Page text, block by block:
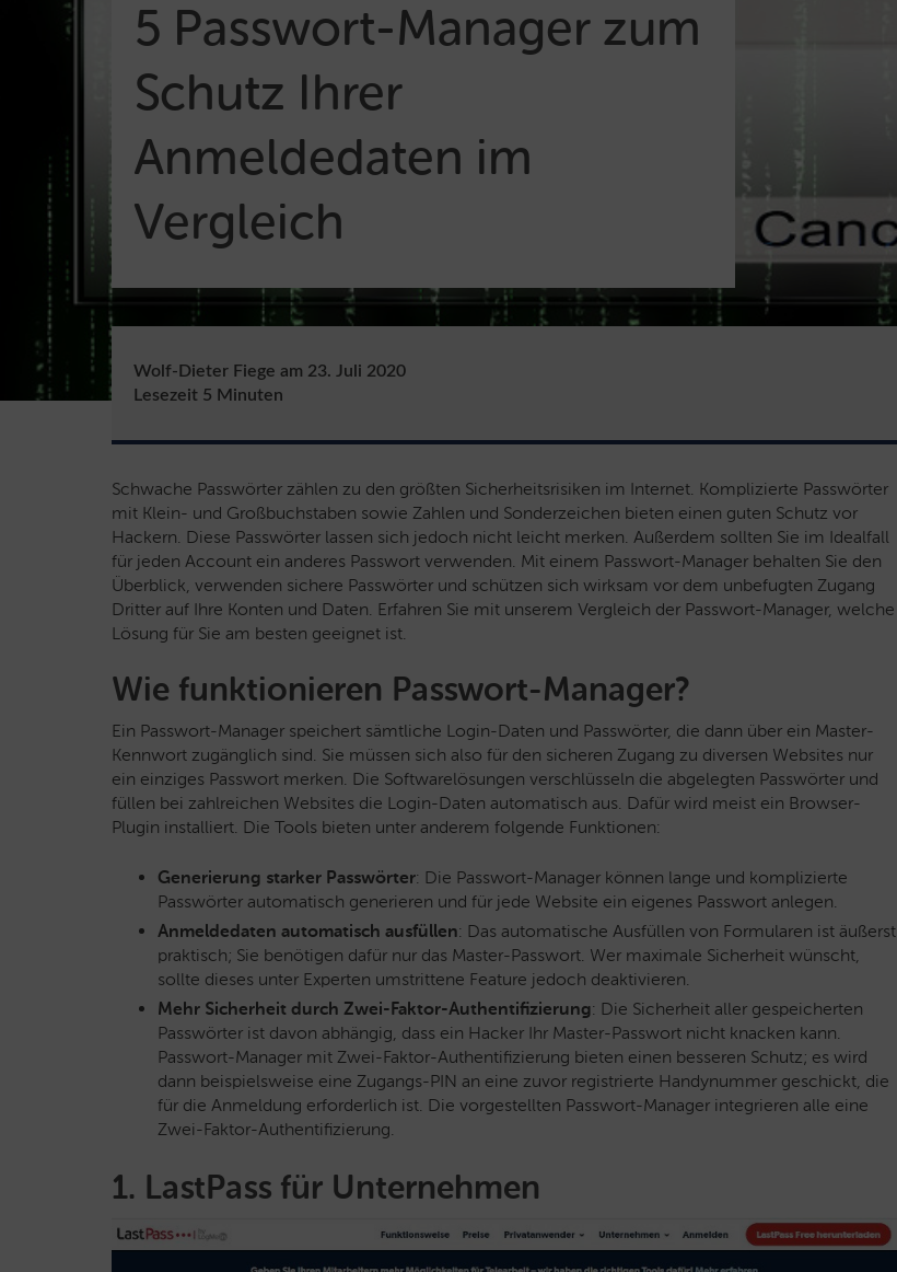
5 Passwort-Manager zum
Schutz Ihrer
Anmeldedaten im
Vergleich
Wolf-Dieter Fiege am 23. Juli 2020
Lesezeit 5 Minuten
Schwache Passwörter zählen zu den größten Sicherheitsrisiken im Internet. Komplizierte Passwörter
mit Klein- und Großbuchstaben sowie Zahlen und Sonderzeichen bieten einen guten Schutz vor
Hackern. Diese Passwörter lassen sich jedoch nicht leicht merken. Außerdem sollten Sie im Idealfall
für jeden Account ein anderes Passwort verwenden. Mit einem Passwort-Manager behalten Sie den
Überblick, verwenden sichere Passwörter und schützen sich wirksam vor dem unbefugten Zugang
Dritter auf Ihre Konten und Daten. Erfahren Sie mit unserem Vergleich der Passwort-Manager, welche
Lösung für Sie am besten geeignet ist.
Wie funktionieren Passwort-Manager?
Ein Passwort-Manager speichert sämtliche Login-Daten und Passwörter, die dann über ein Master-
Kennwort zugänglich sind. Sie müssen sich also für den sicheren Zugang zu diversen Websites nur
ein einziges Passwort merken. Die Softwarelösungen verschlüsseln die abgelegten Passwörter und
füllen bei zahlreichen Websites die Login-Daten automatisch aus. Dafür wird meist ein Browser-
Plugin installiert. Die Tools bieten unter anderem folgende Funktionen:
Generierung starker Passwörter: Die Passwort-Manager können lange und komplizierte
Passwörter automatisch generieren und für jede Website ein eigenes Passwort anlegen.
Anmeldedaten automatisch ausfüllen: Das automatische Ausfüllen von Formularen ist äußerst
praktisch; Sie benötigen dafür nur das Master-Passwort. Wer maximale Sicherheit wünscht,
sollte dieses unter Experten umstrittene Feature jedoch deaktivieren.
Mehr Sicherheit durch Zwei-Faktor-Authentifizierung: Die Sicherheit aller gespeicherten
Passwörter ist davon abhängig, dass ein Hacker Ihr Master-Passwort nicht knacken kann.
Passwort-Manager mit Zwei-Faktor-Authentifizierung bieten einen besseren Schutz; es wird
dann beispielsweise eine Zugangs-PIN an eine zuvor registrierte Handynummer geschickt, die
für die Anmeldung erforderlich ist. Die vorgestellten Passwort-Manager integrieren alle eine
Zwei-Faktor-Authentifizierung.
1. LastPass für Unternehmen